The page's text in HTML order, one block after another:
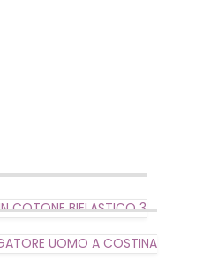
COTONE BIELASTICO 3
UOMO A COSTINA